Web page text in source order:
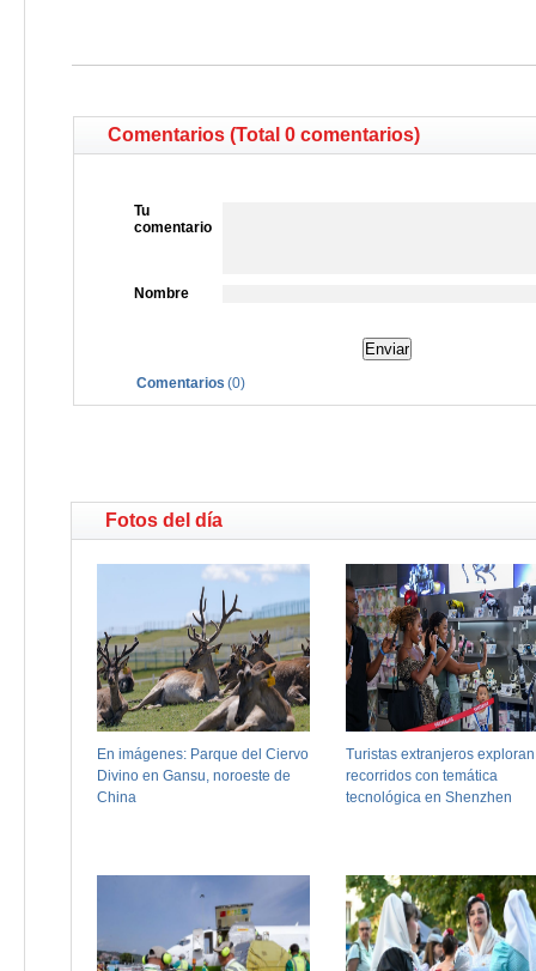
Comentarios (Total 0 comentarios)
Tu
comentario
Nombre
Comentarios (0)